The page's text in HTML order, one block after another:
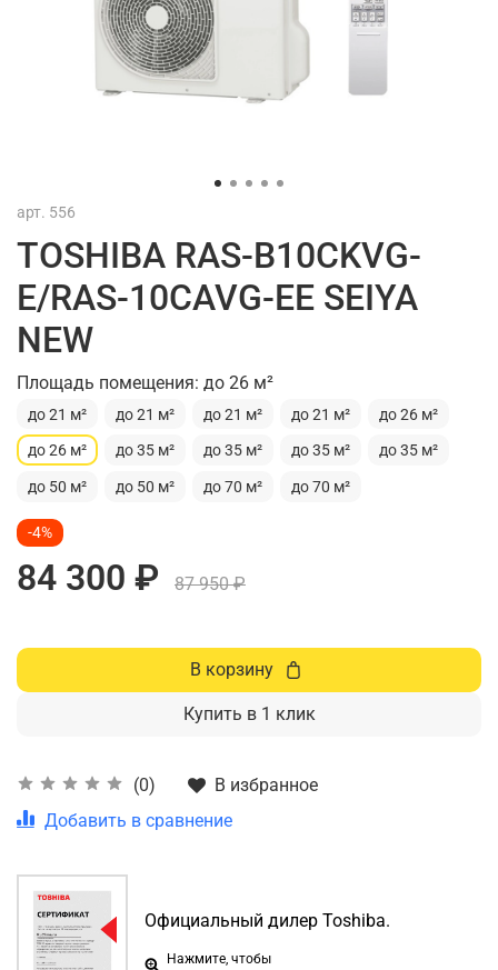
арт. 556
TOSHIBA RAS-B10СKVG-
E/RAS-10СAVG-EE SEIYA
NEW
Площадь помещения: до 26 м²
до 21 м² до 21 м² до 21 м² до 21 м² до 26 м²
до 26 м² до 35 м² до 35 м² до 35 м² до 35 м²
до 50 м² до 50 м² до 70 м² до 70 м²
(0)
В избранное
Добавить в сравнение
-4%
84 300 ₽ 87 950 ₽
В корзину
Купить в 1 клик
Официальный дилер Toshiba.
Нажмите, чтобы